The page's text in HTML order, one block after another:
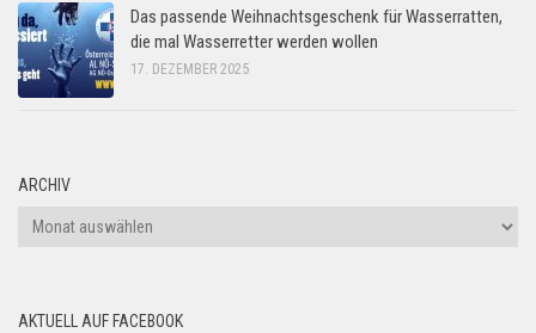
Das passende Weihnachtsgeschenk für Wasserratten,
die mal Wasserretter werden wollen
17. DEZEMBER 2025
ARCHIV
Archiv
AKTUELL AUF FACEBOOK